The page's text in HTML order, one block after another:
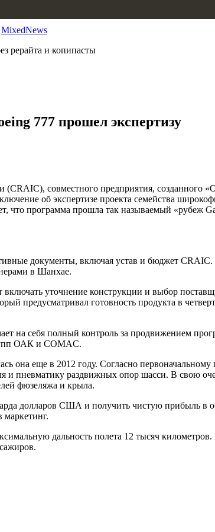
MixedNews
рерайта и копипасты
777 прошел экспертизу
совместного предприятия, созданного
об экспертизе проекта семейства
что программа прошла так называемый «рубеж
документы, включая устав и бюджет
в Шанхае.
уточнение конструкции и выбор
предусматривал готовность продукта в
на себя полный контроль за продвижением
ОАК и COMAC.
она еще в 2012 году. Согласно
пневматику раздвижных опор шасси. В свою
фюзеляжа и крыла.
долларов США и получить чистую прибыль в
маркетинг.
дальность полета 12 тысяч